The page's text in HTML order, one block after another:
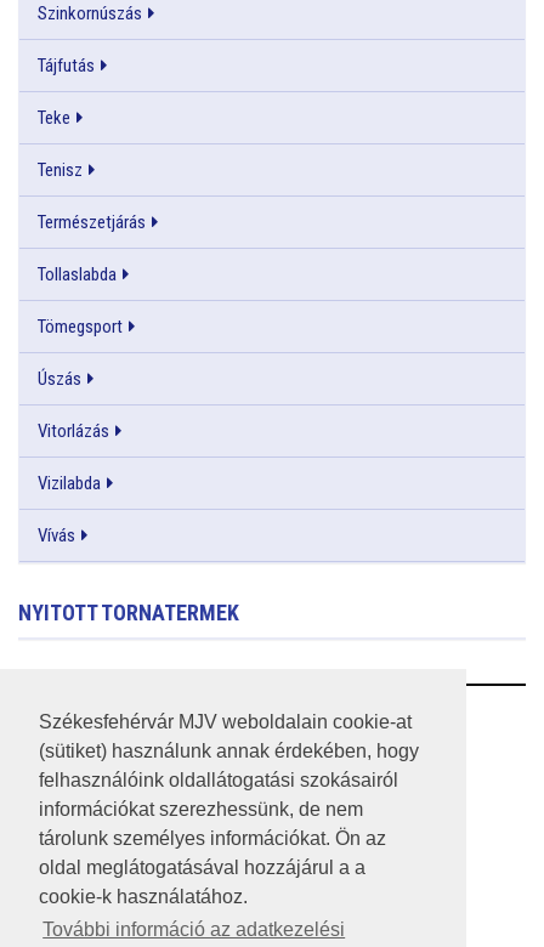
Székesfehérvár MJV weboldalain cookie-at
(sütiket) használunk annak érdekében, hogy
felhasználóink oldallátogatási szokásairól
információkat szerezhessünk, de nem
tárolunk személyes információkat. Ön az
oldal meglátogatásával hozzájárul a a
cookie-k használatához.
További információ az adatkezelési
Szinkornúszás
Tájfutás
Teke
Tenisz
Természetjárás
Tollaslabda
Tömegsport
Úszás
Vitorlázás
Vizilabda
Vívás
NYITOTT TORNATERMEK
RSS
A HONLAP 2017.03.31-I ÁLLAPOTA
JOGI NYILATKOZAT
IMPRESSZUM